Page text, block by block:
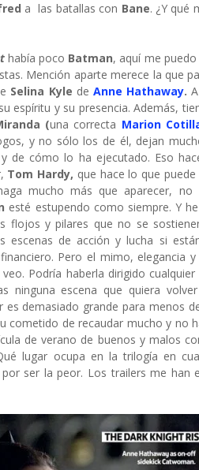
a las batallas con Bane. ¿Y qué
había poco Batman, aquí me
Mención aparte merece la que
Selina Kyle de Anne Hathaway.
espíritu y su presencia. Además,
(una correcta Marion
y no sólo los de él, dejan
de cómo lo ha ejecutado. Eso
Tom Hardy, que hace lo que
mucho más que aparecer, no
esté estupendo como siempre. Y
flojos y pilares que no se
escenas de acción y lucha si
Pero el mimo, elegancia y
Podría haberla dirigido
ninguna escena que quiera
demasiado grande para menos
cometido de recaudar mucho y no
de verano de buenos y malos
lugar ocupa en la trilogía en
ser la peor. Los trailers me han